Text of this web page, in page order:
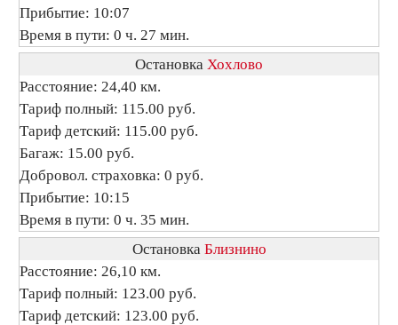
Прибытие: 10:07
Время в пути: 0 ч. 27 мин.
Остановка Хохлово
Расстояние: 24,40 км.
Тариф полный: 115.00 руб.
Тариф детский: 115.00 руб.
Багаж: 15.00 руб.
Добровол. страховка: 0 руб.
Прибытие: 10:15
Время в пути: 0 ч. 35 мин.
Остановка Близнино
Расстояние: 26,10 км.
Тариф полный: 123.00 руб.
Тариф детский: 123.00 руб.